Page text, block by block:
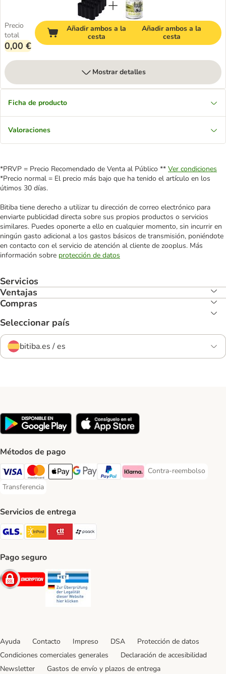
Precio
total
0,00 €
Añadir ambos a la
cesta
Añadir ambos a la
cesta
Mostrar detalles
Ficha de producto
Valoraciones
*PRVP = Precio Recomendado de Venta al Público ** Ver condiciones
*Precio normal = El precio más bajo que ha tenido el artículo en los
útimos 30 días.
Bitiba tiene derecho a utilizar tu dirección de correo electrónico para
enviarte publicidad directa sobre sus propios productos o servicios
similares. Puedes oponerte a ello en cualquier momento, sin incurrir en
ningún gasto adicional a los gastos básicos de transmisión, poniéndote
en contacto con el servicio de atención al cliente de zooplus. Más
información sobre protección de datos
Servicios
Ventajas
Compras
Seleccionar país
bitiba.es / es
Métodos de pago
Visa Payment Method
Mastercard Payment Method
Apple Pay Payment Method
Google Pay Payment Method
PayPal Payment Method
Klarna Payment Method
Contra-reembolso
Contra-reembolso
Transferencia
Transferencia Payment Method
Servicios de entrega
GLS Shipping Method
InPost Shipping Method
CTTExpress Shipping Method
paack Shipping Method
Pago seguro
Security
Ayuda Contacto Impreso DSA
Protección de datos
Condiciones comerciales generales
Declaración de accesibilidad
Newsletter
Gastos de envío y plazos de entrega